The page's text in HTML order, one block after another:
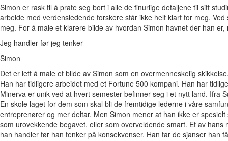
Simon er rask til å prate seg bort i alle de finurlige detaljene til sitt
arbeide med verdensledende forskere står ikke helt klart for meg.
meg. For å male et klarere bilde av hvordan Simon havnet der han er,
Jeg handler før jeg tenker
Simon
Det er lett å male et bilde av Simon som en overmenneskelig
Han har tidligere arbeidet med et Fortune 500 kompani. Han har
Minerva er unik ved at hvert semester befinner seg i et nytt land. Ifra
En skole laget for dem som skal bli de fremtidige lederne i våre
entreprenører og mer deltar. Men Simon mener at han ikke er
som urovekkende begavet, eller som overveldende smart. Et av
han handler før han tenker på konsekvenser. Han tar de sjanser han